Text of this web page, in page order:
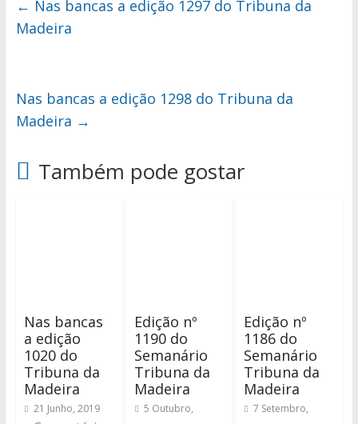
← Nas bancas a edição 1297 do Tribuna da
Madeira
Nas bancas a edição 1298 do Tribuna da
Madeira →
Também pode gostar
Nas bancas
a edição
1020 do
Tribuna da
Madeira
21 Junho, 2019
Edição nº
1190 do
Semanário
Tribuna da
Madeira
5 Outubro,
Edição nº
1186 do
Semanário
Tribuna da
Madeira
7 Setembro,